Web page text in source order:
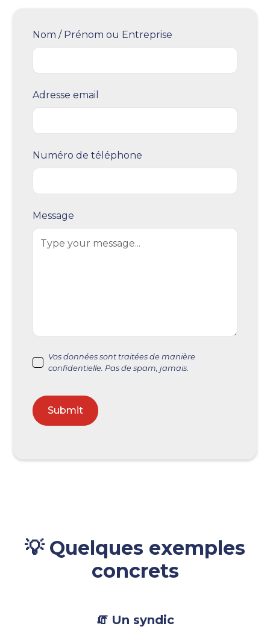
Nom / Prénom ou Entreprise
Adresse email
Numéro de téléphone
Message
Vos données sont traitées de manière
confidentielle. Pas de spam, jamais.
💡 Quelques exemples
concrets
🧯 Un syndic